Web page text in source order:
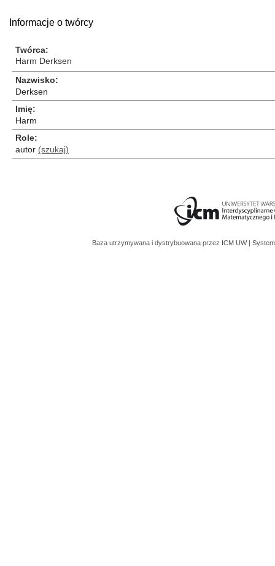
Informacje o twórcy
Twórca
Harm Derksen
Nazwisko
Derksen
Imię
Harm
Role
autor (szukaj)
Baza utrzymywana i dystrybuowana przez ICM UW |